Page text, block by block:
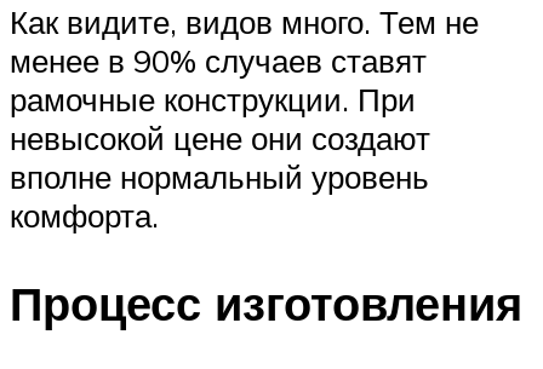
Как видите, видов много. Тем не
менее в 90% случаев ставят
рамочные конструкции. При
невысокой цене они создают
вполне нормальный уровень
комфорта.
Процесс изготовления